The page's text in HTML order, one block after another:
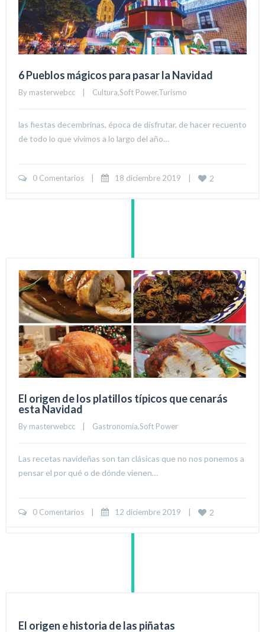
6 Pueblos mágicos para pasar la Navidad
By masterwebcc Cultura,Soft Power,Turismo
las fiestas decembrinas, época de disfrutar, de hacer recuento
de todo lo que vivimos a lo largo del año…
0 Comentarios 18 diciembre 2019 2
El origen de los platillos típicos que cenarás
esta Navidad
By masterwebcc Gastronomía,Soft Power
Las recetas navideñas son tan clásicas que no nos ponemos a
pensar el por qué o de dónde vienen…
0 Comentarios 12 diciembre 2019 2
El origen e historia de las piñatas